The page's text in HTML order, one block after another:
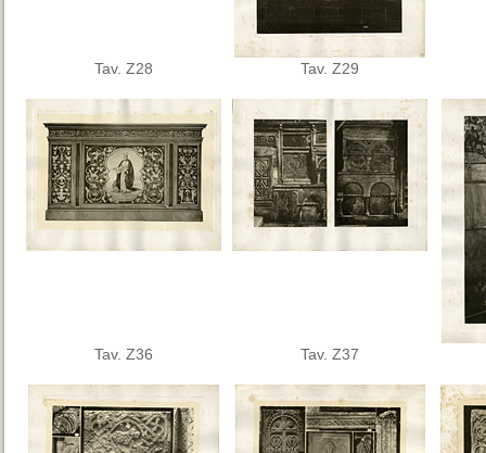
Tav. Z28 Tav. Z29
Tav. Z36 Tav. Z37